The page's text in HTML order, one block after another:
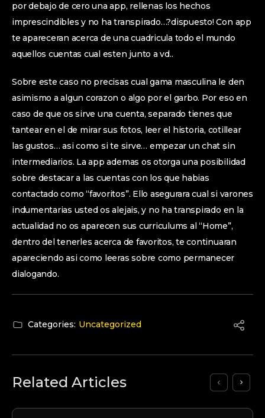
por debajo de cero una app, rellenas los hechos
imprescindibles y no ha transpirado…?dispuesto! Con app
te apareceran acerca de una cuadricula todo el mundo
aquellos cuentas cual esten junto a vd..
Sobre este caso no precisas cual gama masculina le den
asimismo a algun corazon o algo por el garbo. Por eso en
caso de que os sirve una cuenta, separado tienes que
tantear en el de mirar sus fotos, leer el historia, cotillear
las gustos… asi­ como si te sirve… empezar un chat sin
intermediarios. La app ademas os otorga una posibilidad
sobre destacar a las cuentas con los que habias
contactado como “favoritos”. Ello asegurara cual si varones
indumentarias usted os alejais, y no ha transpirado en la
actualidad no os aparecen sus curriculums al “Home”,
dentro del tenerles acerca de favoritos, te continuaran
apareciendo asi­ como leeras sobre como permanecer
dialogando.
Categories: Uncategorized
Related Articles